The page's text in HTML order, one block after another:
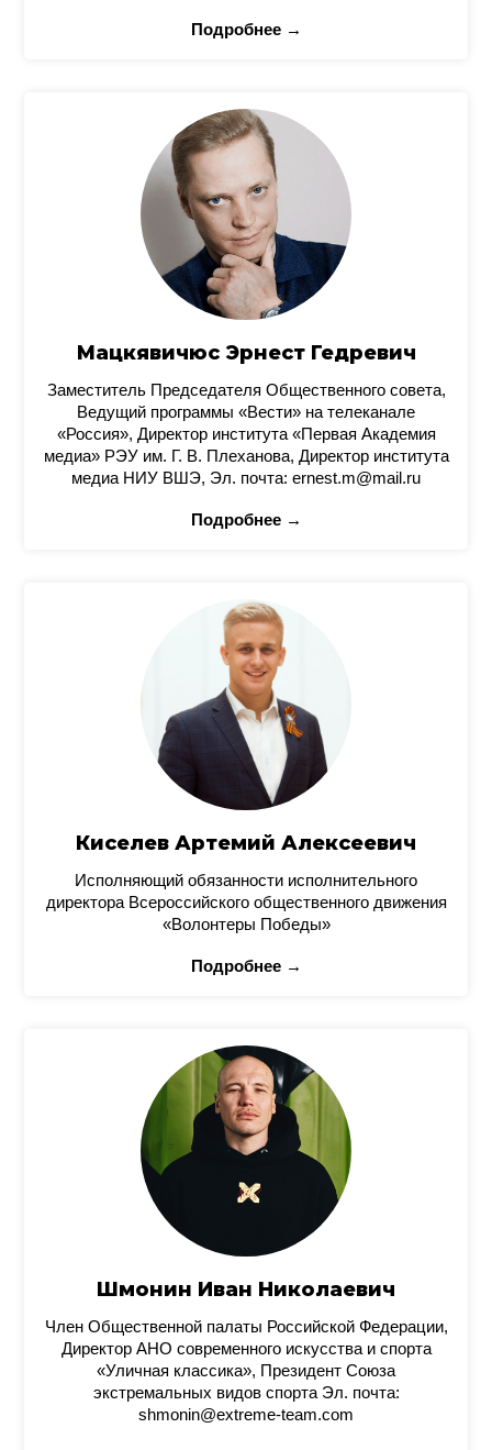
Подробнее →
Мацкявичюс Эрнест Гедревич
Заместитель Председателя Общественного совета,
Ведущий программы «Вести» на телеканале
«Россия», Директор института «Первая Академия
медиа» РЭУ им. Г. В. Плеханова, Директор института
медиа НИУ ВШЭ, Эл. почта: ernest.m@mail.ru
Подробнее →
Киселев Артемий Алексеевич
Исполняющий обязанности исполнительного
директора Всероссийского общественного движения
«Волонтеры Победы»
Подробнее →
Шмонин Иван Николаевич
Член Общественной палаты Российской Федерации,
Директор АНО современного искусства и спорта
«Уличная классика», Президент Союза
экстремальных видов спорта Эл. почта:
shmonin@extreme-team.com